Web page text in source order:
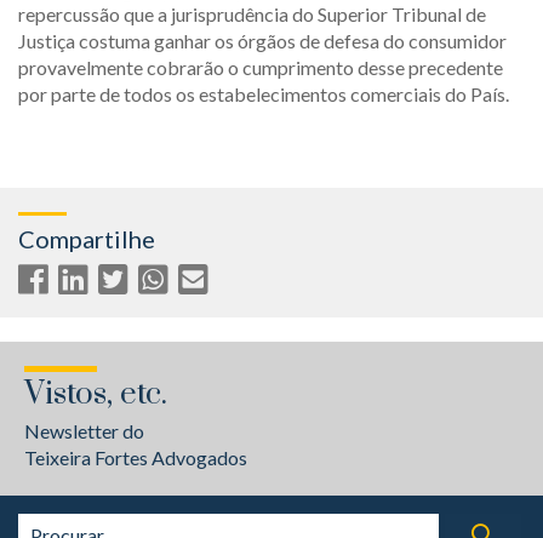
repercussão que a jurisprudência do Superior Tribunal de
Justiça costuma ganhar os órgãos de defesa do consumidor
provavelmente cobrarão o cumprimento desse precedente
por parte de todos os estabelecimentos comerciais do País.
Compartilhe
Vistos, etc.
Newsletter do
Teixeira Fortes Advogados